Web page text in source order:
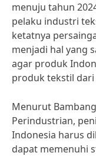
menuju tahun
pelaku industri
ketatnya
menjadi hal yang
agar produk
produk tekstil dari
Menurut
Perindustrian,
Indonesia harus
dapat memenuhi